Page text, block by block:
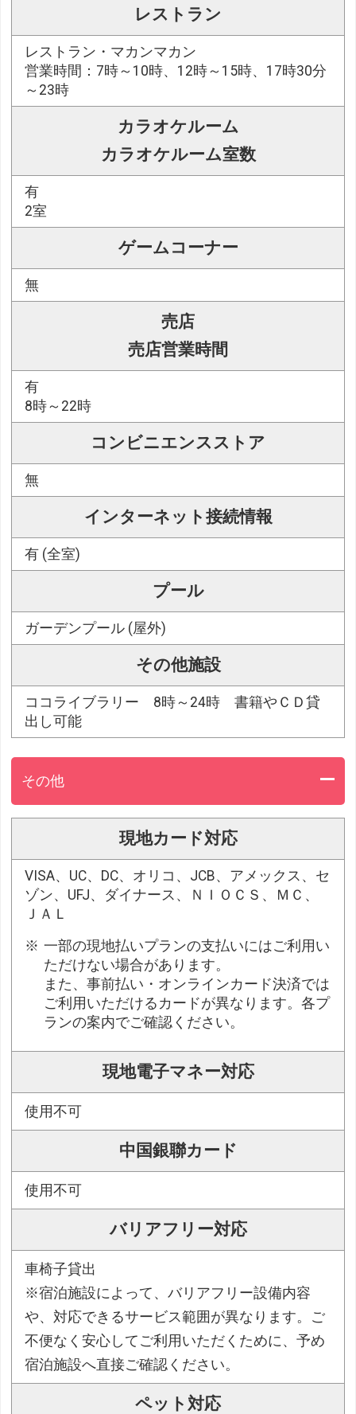
レストラン
レストラン・マカンマカン
営業時間：7時～10時、12時～15時、17時30分
～23時
カラオケルーム
カラオケルーム室数
有
2室
ゲームコーナー
無
売店
売店営業時間
有
8時～22時
コンビニエンスストア
無
インターネット接続情報
有 (全室)
プール
ガーデンプール (屋外)
その他施設
ココライブラリー 8時～24時 書籍やＣＤ貸
出し可能
その他
現地カード対応
VISA、UC、DC、オリコ、JCB、アメックス、セ
ゾン、UFJ、ダイナース、ＮＩＯＣＳ、ＭＣ、
ＪＡＬ
一部の現地払いプランの支払いにはご利用い
ただけない場合があります。
また、事前払い・オンラインカード決済では
ご利用いただけるカードが異なります。各プ
ランの案内でご確認ください。
現地電子マネー対応
使用不可
中国銀聯カード
使用不可
バリアフリー対応
車椅子貸出
※宿泊施設によって、バリアフリー設備内容
や、対応できるサービス範囲が異なります。ご
不便なく安心してご利用いただくために、予め
宿泊施設へ直接ご確認ください。
ペット対応